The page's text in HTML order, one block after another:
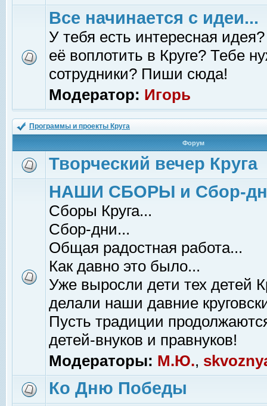
Все начинается с идеи...
У тебя есть интересная
её воплотить в Круге? Тебе
сотрудники? Пиши сюда!
Модератор: Игорь
Программы и проекты Круга
Форум
Творческий вечер Круга
НАШИ СБОРЫ и Сбор-
Сборы Круга...
Сбор-дни...
Общая радостная работа...
Как давно это было...
Уже выросли дети тех детей
делали наши давние
Пусть традиции
детей-внуков и правнуков!
Модераторы: М.Ю.,
Ко Дню Победы